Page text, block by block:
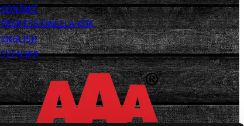
KONTAKT
PROFESSIONELLA KÖK
ENGLISH
SVENSKA